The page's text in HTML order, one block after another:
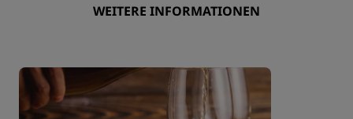
WEITERE INFORMATIONEN